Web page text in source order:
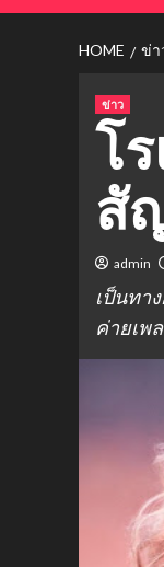
HOME ข่า
ข่าว
โ
สั
admin
เป็นทา
ค่ายเพ